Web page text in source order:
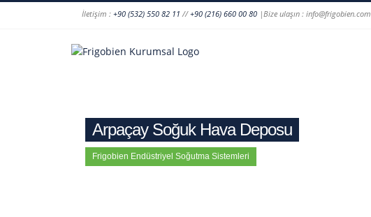
İletişim : +90 (532) 550 82 11 //+90 (216) 660 00 80 |Bize ulaşın : info@frigobien.com
Arpaçay Soğuk Hava Deposu
Frigobien Endüstriyel Soğutma Sistemleri